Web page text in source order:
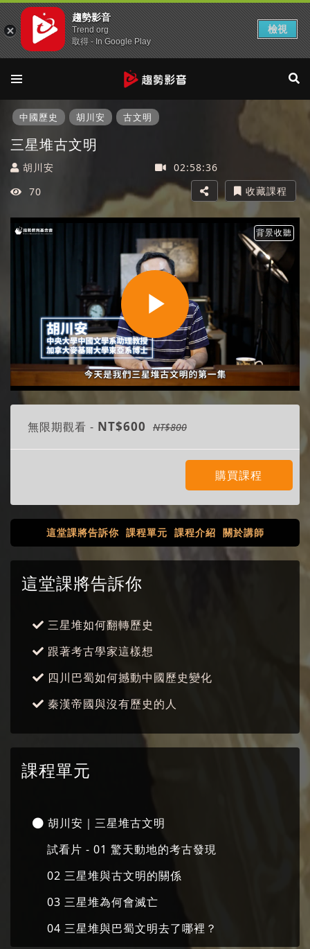
中國歷史 胡川安 古文明
三星堆古文明
胡川安
02:58:36
70
收藏課程
背景收聽
Play
Video
無限期觀看 - NT$600 NT$800
購買課程
這堂課將告訴你 課程單元 課程介紹 關於講師
這堂課將告訴你
三星堆如何翻轉歷史
跟著考古學家這樣想
四川巴蜀如何撼動中國歷史變化
秦漢帝國與沒有歷史的人
課程單元
胡川安｜三星堆古文明
試看片 - 01 驚天動地的考古發現
02 三星堆與古文明的關係
03 三星堆為何會滅亡
04 三星堆與巴蜀文明去了哪裡？
趨勢影音
Trend org
取得 - In Google Play
檢視